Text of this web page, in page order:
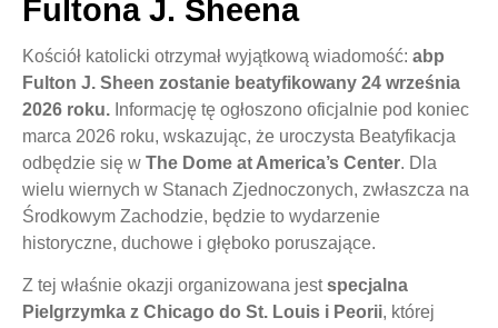
Fultona J. Sheena
Kościół katolicki otrzymał wyjątkową wiadomość: abp
Fulton J. Sheen zostanie beatyfikowany 24 września
2026 roku. Informację tę ogłoszono oficjalnie pod koniec
marca 2026 roku, wskazując, że uroczysta Beatyfikacja
odbędzie się w The Dome at America’s Center. Dla
wielu wiernych w Stanach Zjednoczonych, zwłaszcza na
Środkowym Zachodzie, będzie to wydarzenie
historyczne, duchowe i głęboko poruszające.
Z tej właśnie okazji organizowana jestspecjalna
Pielgrzymka z Chicago do St. Louis i Peorii, której